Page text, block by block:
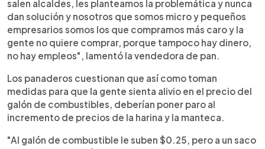
salen alcaldes, les planteamos la problemática y nunca
dan solución y nosotros que somos micro y pequeños
empresarios somos los que compramos más caro y la
gente no quiere comprar, porque tampoco hay dinero,
no hay empleos", lamentó la vendedora de pan.
Los panaderos cuestionan que así como toman
medidas para que la gente sienta alivio en el precio del
galón de combustibles, deberían poner paro al
incremento de precios de la harina y la manteca.
"Al galón de combustible le suben $0.25, pero a un saco